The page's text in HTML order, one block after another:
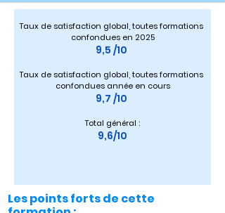
Taux de satisfaction global, toutes formations
confondues en 2025
9,5 /10
Taux de satisfaction global, toutes formations
confondues année en cours
9,7 /10
Total général :
9,6/10
Les points forts de cette